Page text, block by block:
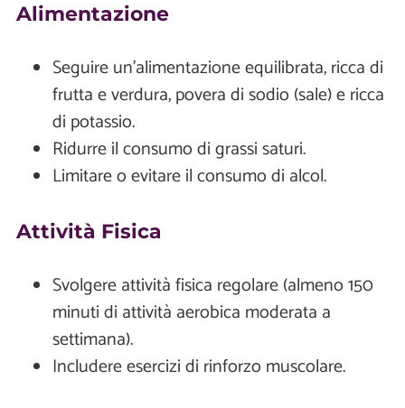
Alimentazione
Seguire un'alimentazione equilibrata, ricca di
frutta e verdura, povera di sodio (sale) e ricca
di potassio.
Ridurre il consumo di grassi saturi.
Limitare o evitare il consumo di alcol.
Attività Fisica
Svolgere attività fisica regolare (almeno 150
minuti di attività aerobica moderata a
settimana).
Includere esercizi di rinforzo muscolare.